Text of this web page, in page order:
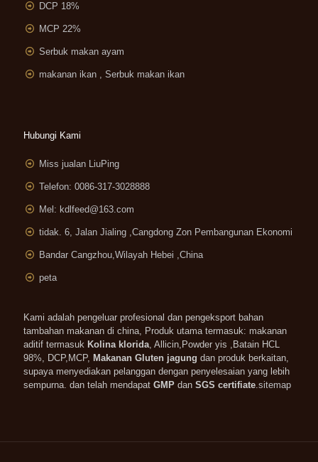
DCP 18%
MCP 22%
Serbuk makan ayam
makanan ikan , Serbuk makan ikan
Hubungi Kami
Miss jualan LiuPing
Telefon: 0086-317-3028888
Mel: kdlfeed@163.com
tidak. 6, Jalan Jialing ,Cangdong Zon Pembangunan Ekonomi
Bandar Cangzhou,Wilayah Hebei ,China
peta
Kami adalah pengeluar profesional dan pengeksport bahan
tambahan makanan di china, Produk utama termasuk: makanan
aditif termasuk Kolina klorida, Allicin,Powder yis ,Batain HCL
98%, DCP,MCP, Makanan Gluten jagung dan produk berkaitan,
supaya menyediakan pelanggan dengan penyelesaian yang lebih
sempurna. dan telah mendapat GMP dan SGS certifiate.sitemap